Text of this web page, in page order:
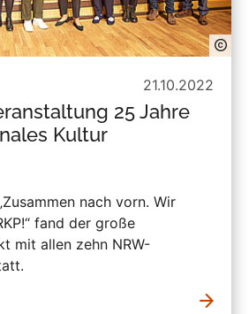
21.10.2022
25 Jahre
Kultur
nach vorn. Wir
fand der große
mit allen zehn NRW-